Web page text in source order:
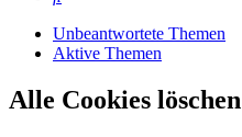
Unbeantwortete Themen
Aktive Themen
Alle Cookies löschen